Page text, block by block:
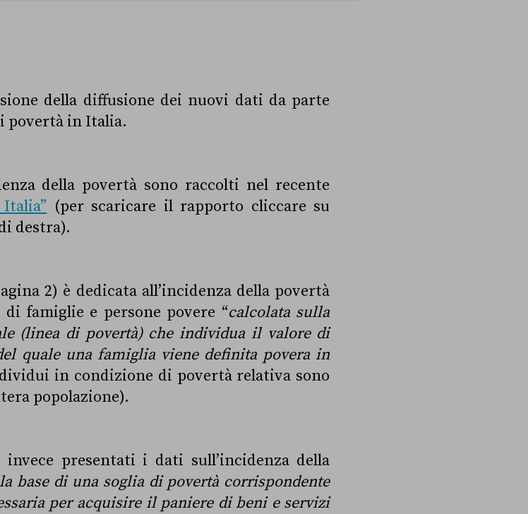
della diffusione dei nuovi dati da parte
povertà in Italia.
della povertà sono raccolti nel recente
(per scaricare il rapporto cliccare su
destra).
2) è dedicata all’incidenza della povertà
famiglie e persone povere “calcolata sulla
(linea di povertà) che individua il valore di
quale una famiglia viene definita povera in
in condizione di povertà relativa sono
popolazione).
presentati i dati sull’incidenza della
base di una soglia di povertà corrispondente
per acquisire il paniere di beni e servizi